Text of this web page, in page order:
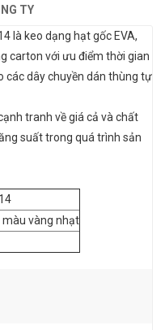
TY
là keo dạng hạt gốc EVA,
carton với ưu điểm thời gian
các dây chuyền dán thùng tự
tranh về giá cả và chất
suất trong quá trình sản
màu vàng nhạt